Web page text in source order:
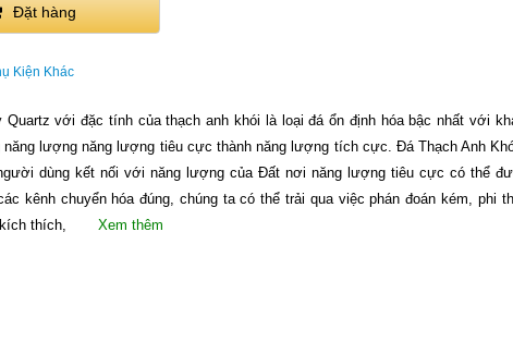
Đặt hàng
Kiện Khác
Quartz với đặc tính của thạch anh khói là loại đá ổn định hóa bậc nhất với
năng lượng năng lượng tiêu cực thành năng lượng tích cực. Đá Thạch Anh
dùng kết nối với năng lượng của Đất nơi năng lượng tiêu cực có thể
kênh chuyển hóa đúng, chúng ta có thể trải qua việc phán đoán kém, phi
thích,
Xem thêm